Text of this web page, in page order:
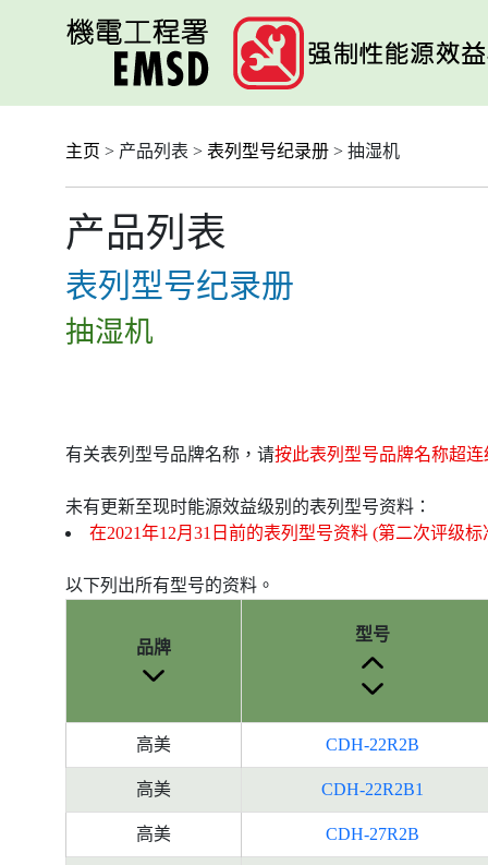
主页 > 产品列表 > 表列型号纪录册 > 抽湿机
产品列表
表列型号纪录册
抽湿机
有关表列型号品牌名称，请按此表列型号品牌名称超连
未有更新至现时能源效益级别的表列型号资料：
在2021年12月31日前的表列型号资料 (第二次评级标
以下列出所有型号的资料。
品牌
型号
高美 CDH-22R2B
高美 CDH-22R2B1
高美 CDH-27R2B